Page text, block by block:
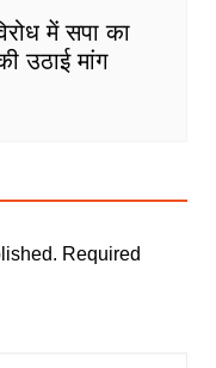
में सपा का
उठाई मांग
Required